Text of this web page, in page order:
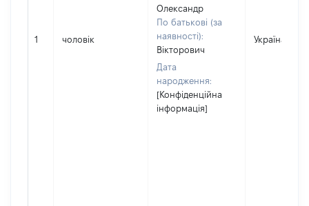
1 чоловік
Олександр
По батькові (за
наявності):
Вікторович
Дата
народження:
[Конфіденційна
інформація]
Україна